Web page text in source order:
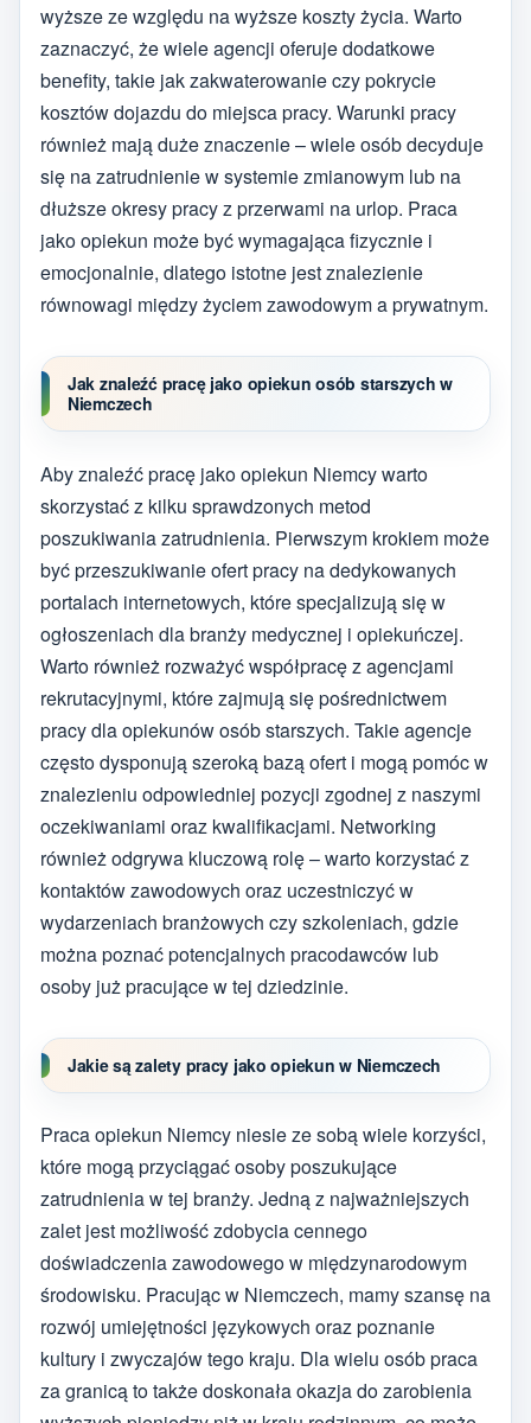
wyższe ze względu na wyższe koszty życia. Warto
zaznaczyć, że wiele agencji oferuje dodatkowe
benefity, takie jak zakwaterowanie czy pokrycie
kosztów dojazdu do miejsca pracy. Warunki pracy
również mają duże znaczenie – wiele osób decyduje
się na zatrudnienie w systemie zmianowym lub na
dłuższe okresy pracy z przerwami na urlop. Praca
jako opiekun może być wymagająca fizycznie i
emocjonalnie, dlatego istotne jest znalezienie
równowagi między życiem zawodowym a prywatnym.
Jak znaleźć pracę jako opiekun osób starszych w
Niemczech
Aby znaleźć pracę jako opiekun Niemcy warto
skorzystać z kilku sprawdzonych metod
poszukiwania zatrudnienia. Pierwszym krokiem może
być przeszukiwanie ofert pracy na dedykowanych
portalach internetowych, które specjalizują się w
ogłoszeniach dla branży medycznej i opiekuńczej.
Warto również rozważyć współpracę z agencjami
rekrutacyjnymi, które zajmują się pośrednictwem
pracy dla opiekunów osób starszych. Takie agencje
często dysponują szeroką bazą ofert i mogą pomóc w
znalezieniu odpowiedniej pozycji zgodnej z naszymi
oczekiwaniami oraz kwalifikacjami. Networking
również odgrywa kluczową rolę – warto korzystać z
kontaktów zawodowych oraz uczestniczyć w
wydarzeniach branżowych czy szkoleniach, gdzie
można poznać potencjalnych pracodawców lub
osoby już pracujące w tej dziedzinie.
Jakie są zalety pracy jako opiekun w Niemczech
Praca opiekun Niemcy niesie ze sobą wiele korzyści,
które mogą przyciągać osoby poszukujące
zatrudnienia w tej branży. Jedną z najważniejszych
zalet jest możliwość zdobycia cennego
doświadczenia zawodowego w międzynarodowym
środowisku. Pracując w Niemczech, mamy szansę na
rozwój umiejętności językowych oraz poznanie
kultury i zwyczajów tego kraju. Dla wielu osób praca
za granicą to także doskonała okazja do zarobienia